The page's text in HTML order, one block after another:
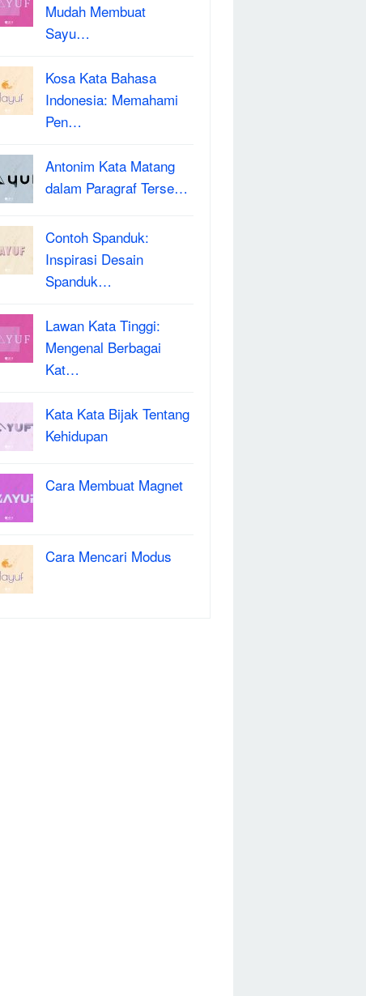
Mudah Membuat
Sayu…
Kosa Kata Bahasa
Indonesia: Memahami
Pen…
Antonim Kata Matang
dalam Paragraf Terse…
Contoh Spanduk:
Inspirasi Desain
Spanduk…
Lawan Kata Tinggi:
Mengenal Berbagai
Kat…
Kata Kata Bijak Tentang
Kehidupan
Cara Membuat Magnet
Cara Mencari Modus